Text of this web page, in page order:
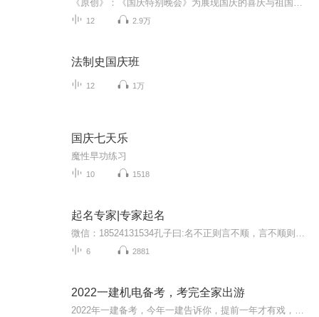
12 2.9万
法制史国庆班
12 1万
国庆七天乐
魔性早功练习
10 1518
起名专家|专家起名
6 2881
2022一建机电备考，考完全家出游